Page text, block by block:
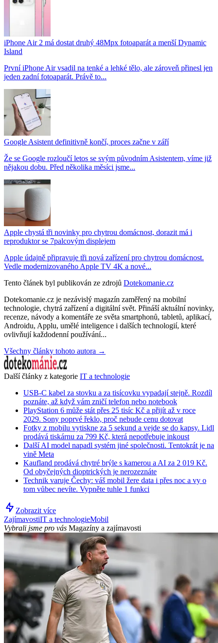
iPhone Air 2 má dostat druhý 48Mpx fotoaparát a menší Dynamic
Island
První iPhone Air vsadil na tenké a lehké tělo, ale zároveň přinesl jen
jeden zadní fotoaparát. Právě to...
Google Asistent definitivně končí, proces začne v září
Že se Google rozloučí letos se svým původním Asistentem, víme již
nějakou dobu. Před několika měsíci jsme...
Apple chystá tři novinky pro chytrou domácnost, dorazit má i
reproduktor se 7palcovým displejem
Apple údajně připravuje tři nová zařízení pro chytrou domácnost.
Vedle modernizovaného Apple TV 4K a nové...
Tento článek byl publikován ze zdrojů Dotekomanie.cz
Dotekomanie.cz je nezávislý magazín zaměřený na mobilní
technologie, chytrá zařízení a digitální svět. Přináší aktuální novinky,
recenze, návody a komentáře ze světa smartphonů, tabletů, aplikací,
Androidu, Applu, umělé inteligence i dalších technologií, které
ovlivňují každodenní používání...
Všechny články tohoto autora →
Další články z kategorie IT a technologie
USB-C kabel za stovku a za tisícovku vypadají stejně. Rozdíl
poznáte, až když vám zničí telefon nebo notebook
PlayStation 6 může stát přes 25 tisíc Kč a přijít až v roce
2029. Sony poprvé řeklo, proč nebude cenu dotovat
Fotky z mobilu vytiskne za 5 sekund a vejde se do kapsy. Lidl
prodává tiskárnu za 799 Kč, která nepotřebuje inkoust
Další AI model napadl systém jiné společnosti. Tentokrát je na
vině Meta
Kaufland prodává chytré brýle s kamerou a AI za 2 019 Kč.
Od obyčejných dioptrických je nerozeznáte
Technik varuje Čechy: váš mobil žere data i přes noc a vy o
tom vůbec nevíte. Vypněte tuhle 1 funkci
Zobrazit více
ZajímavostiIT a technologieMobil
Vybrali jsme pro vás Magazíny a zajímavosti